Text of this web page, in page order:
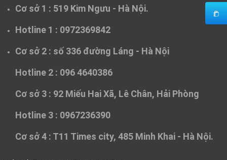
Cơ sở 1 : 519 Kim Ngưu - Hà Nội.
Hotline 1 : 0972369842
Cơ sở 2 : số 336 đường Láng - Hà Nội
Hotline 2 : 096 4640386
Cơ sở 3 : 92 Miếu Hai Xã, Lê Chân, Hải Phòng
Hotline 3 : 0967236390
Cơ sở 4 : T11 Times city, 485 Minh Khai - Hà Nội.